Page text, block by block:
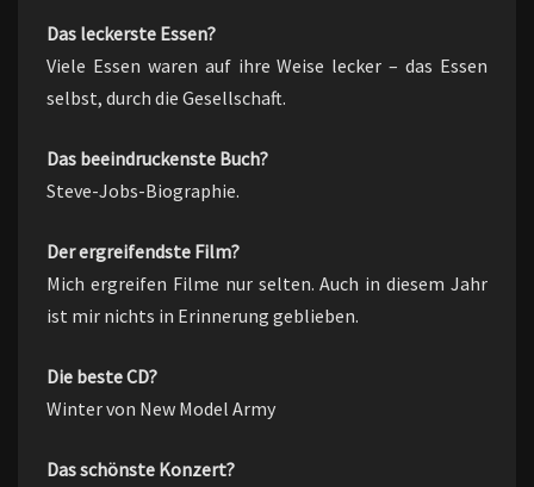
Das leckerste Essen?
Viele Essen waren auf ihre Weise lecker – das Essen
selbst, durch die Gesellschaft.
Das beeindruckenste Buch?
Steve-Jobs-Biographie.
Der ergreifendste Film?
Mich ergreifen Filme nur selten. Auch in diesem Jahr
ist mir nichts in Erinnerung geblieben.
Die beste CD?
Winter von New Model Army
Das schönste Konzert?